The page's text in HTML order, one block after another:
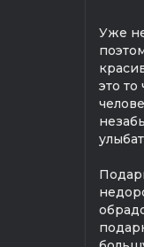
Уже
это